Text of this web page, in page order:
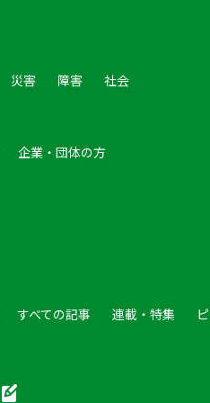
災害 障害 社会
企業・団体の方
すべての記事 連載・特集